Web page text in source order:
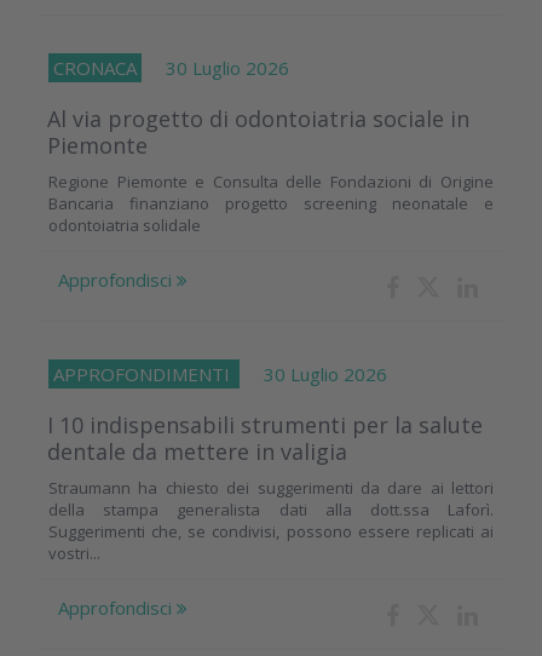
CRONACA 30 Luglio 2026
Al via progetto di odontoiatria sociale in
Piemonte
Regione Piemonte e Consulta delle Fondazioni di Origine
Bancaria finanziano progetto screening neonatale e
odontoiatria solidale
Approfondisci
APPROFONDIMENTI 30 Luglio 2026
I 10 indispensabili strumenti per la salute
dentale da mettere in valigia
Straumann ha chiesto dei suggerimenti da dare ai lettori
della stampa generalista dati alla dott.ssa Laforì.
Suggerimenti che, se condivisi, possono essere replicati ai
vostri...
Approfondisci